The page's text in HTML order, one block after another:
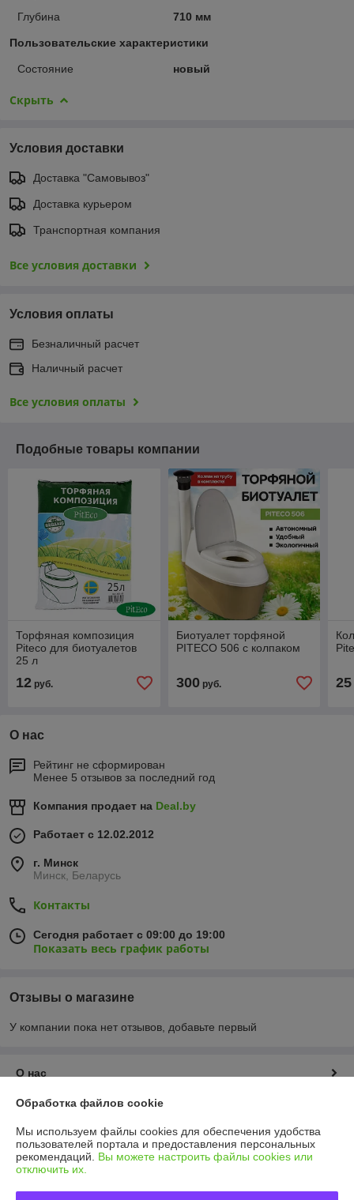
Глубина
710 мм
Пользовательские характеристики
Состояние новый
Скрыть
Условия доставки
Доставка "Самовывоз"
Доставка курьером
Транспортная компания
Все условия доставки
Условия оплаты
Безналичный расчет
Наличный расчет
Все условия оплаты
Подобные товары компании
Торфяная композиция
Piteco для биотуалетов
25 л
12 руб.
Биотуалет торфяной
PITECO 506 с колпаком
300руб. 25
О нас
Рейтинг не сформирован
Менее 5 отзывов за последний год
Компания продает на Deal.by
Работает с 12.02.2012
г. Минск
Минск, Беларусь
Контакты
Сегодня работает с 09:00 до 19:00
Показать весь график работы
Отзывы о магазине
У компании пока нет отзывов, добавьте первый
О нас
Контакты
Доставка и оплата
Обработка файлов cookie
Мы используем файлы cookies для обеспечения удобства
пользователей портала и предоставления персональных
рекомендаций. Вы можете настроить файлы cookies или
отключить их.